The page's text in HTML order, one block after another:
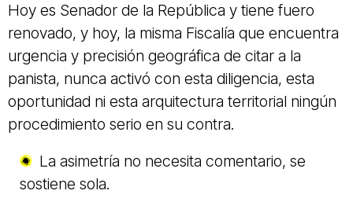
Hoy es Senador de la República y tiene fuero
renovado, y hoy, la misma Fiscalía que encuentra
urgencia y precisión geográfica de citar a la
panista, nunca activó con esta diligencia, esta
oportunidad ni esta arquitectura territorial ningún
procedimiento serio en su contra.
La asimetría no necesita comentario, se
sostiene sola.